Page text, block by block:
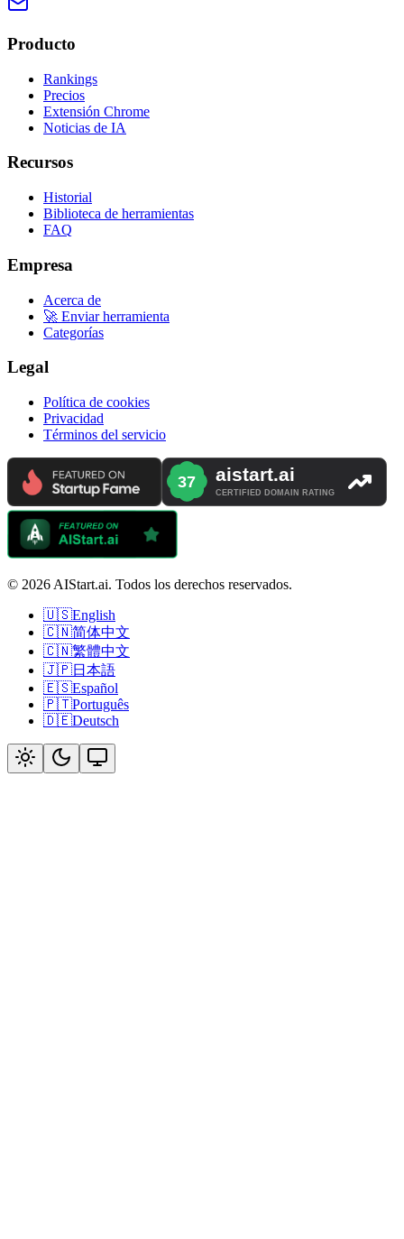
Producto
Rankings
Precios
Extensión Chrome
Noticias de IA
Recursos
Historial
Biblioteca de herramientas
FAQ
Empresa
Acerca de
🚀 Enviar herramienta
Categorías
Legal
Política de cookies
Privacidad
Términos del servicio
© 2026 AIStart.ai. Todos los derechos reservados.
🇺🇸English
🇨🇳简体中文
🇨🇳繁體中文
🇯🇵日本語
🇪🇸Español
🇵🇹Português
🇩🇪Deutsch